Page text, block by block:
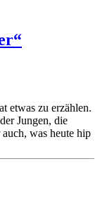
etwas zu erzählen.
Jungen, die
was heute hip